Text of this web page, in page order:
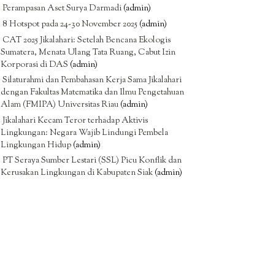
Perampasan Aset Surya Darmadi(admin)
8 Hotspot pada 24-30 November 2025(admin)
CAT 2025 Jikalahari: Setelah Bencana Ekologis
Sumatera, Menata Ulang Tata Ruang, Cabut Izin
Korporasi di DAS (admin)
Silaturahmi dan Pembahasan Kerja Sama Jikalahari
dengan Fakultas Matematika dan Ilmu Pengetahuan
Alam (FMIPA) Universitas Riau(admin)
Jikalahari Kecam Teror terhadap Aktivis
Lingkungan: Negara Wajib Lindungi Pembela
Lingkungan Hidup(admin)
PT Seraya Sumber Lestari (SSL) Picu Konflik dan
Kerusakan Lingkungan di Kabupaten Siak(admin)